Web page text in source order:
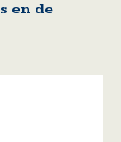
en de